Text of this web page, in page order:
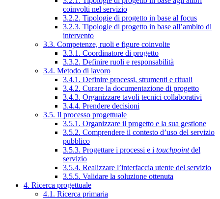
coinvolti nel servizio
3.2.2. Tipologie di progetto in base al focus
3.2.3. Tipologie di progetto in base all’ambito di
intervento
3.3. Competenze, ruoli e figure coinvolte
3.3.1. Coordinatore di progetto
3.3.2. Definire ruoli e responsabilità
3.4. Metodo di lavoro
3.4.1. Definire processi, strumenti e rituali
3.4.2. Curare la documentazione di progetto
3.4.3. Organizzare tavoli tecnici collaborativi
3.4.4. Prendere decisioni
3.5. Il processo progettuale
3.5.1. Organizzare il progetto e la sua gestione
3.5.2. Comprendere il contesto d’uso del servizio
pubblico
3.5.3. Progettare i processi e i touchpointdel
servizio
3.5.4. Realizzare l’interfaccia utente del servizio
3.5.5. Validare la soluzione ottenuta
4. Ricerca progettuale
4.1. Ricerca primaria